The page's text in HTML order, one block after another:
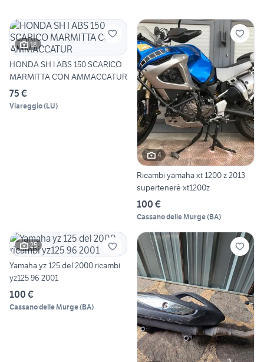
18
HONDA SH I ABS 150 SCARICO
MARMITTA CON AMMACCATUR
75 €
Viareggio(LU)
4
Ricambi yamaha xt 1200 z 2013
supertenerè xt1200z
100 €
Cassano delle Murge(BA)
25
Yamaha yz 125 del 2000 ricambi
yz125 96 2001
100 €
Cassano delle Murge(BA)